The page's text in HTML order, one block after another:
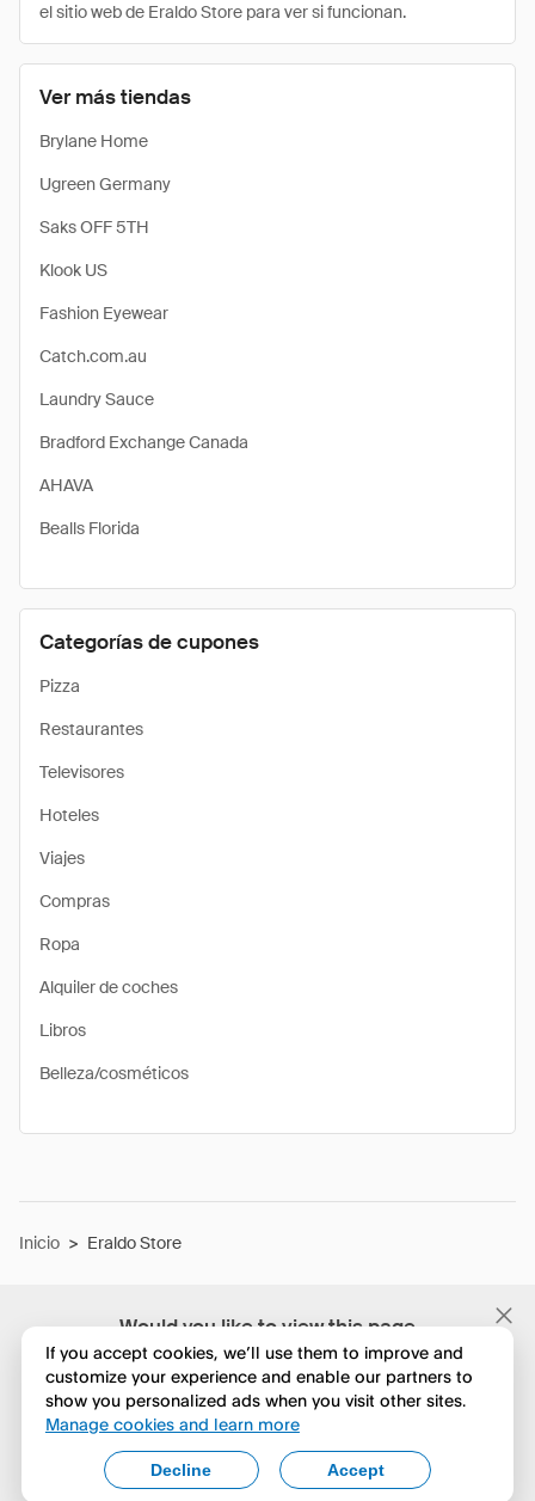
Would you like to view this page
in English?
No, seguir navegando
Yes, change to English
Ver más tiendas
Brylane Home
Ugreen Germany
Saks OFF 5TH
Klook US
Fashion Eyewear
Catch.com.au
Laundry Sauce
Bradford Exchange Canada
AHAVA
Bealls Florida
Categorías de cupones
Pizza
Restaurantes
Televisores
Hoteles
Viajes
Compras
Ropa
Alquiler de coches
Libros
Belleza/cosméticos
el sitio web de Eraldo Store para ver si funcionan.
Inicio > Eraldo Store
If you accept cookies, we’ll use them to improve and
customize your experience and enable our partners to
show you personalized ads when you visit other sites.
Manage cookies and learn more
Accept
Decline